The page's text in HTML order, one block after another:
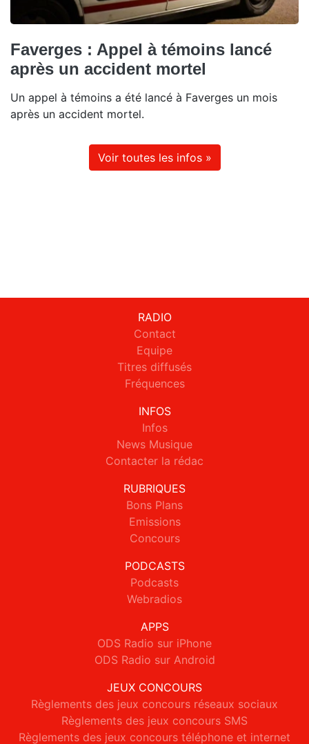
Faverges : Appel à témoins lancé
après un accident mortel
Un appel à témoins a été lancé à Faverges un mois
après un accident mortel.
Voir toutes les infos »
RADIO
Contact
Equipe
Titres diffusés
Fréquences
INFOS
Infos
News Musique
Contacter la rédac
RUBRIQUES
Bons Plans
Emissions
Concours
PODCASTS
Podcasts
Webradios
APPS
ODS Radio sur iPhone
ODS Radio sur Android
JEUX CONCOURS
Règlements des jeux concours réseaux sociaux
Règlements des jeux concours SMS
Règlements des jeux concours téléphone et internet